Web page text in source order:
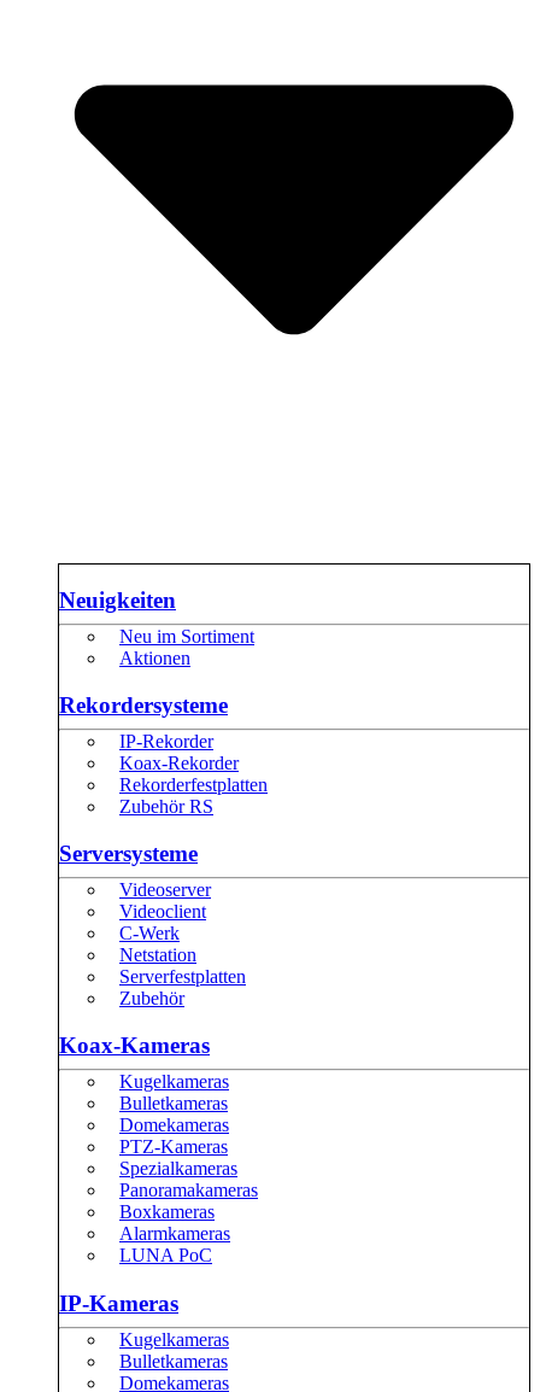
Neuigkeiten
Neu im Sortiment
Aktionen
Rekordersysteme
IP-Rekorder
Koax-Rekorder
Rekorderfestplatten
Zubehör RS
Serversysteme
Videoserver
Videoclient
C-Werk
Netstation
Serverfestplatten
Zubehör
Koax-Kameras
Kugelkameras
Bulletkameras
Domekameras
PTZ-Kameras
Spezialkameras
Panoramakameras
Boxkameras
Alarmkameras
LUNA PoC
IP-Kameras
Kugelkameras
Bulletkameras
Domekameras